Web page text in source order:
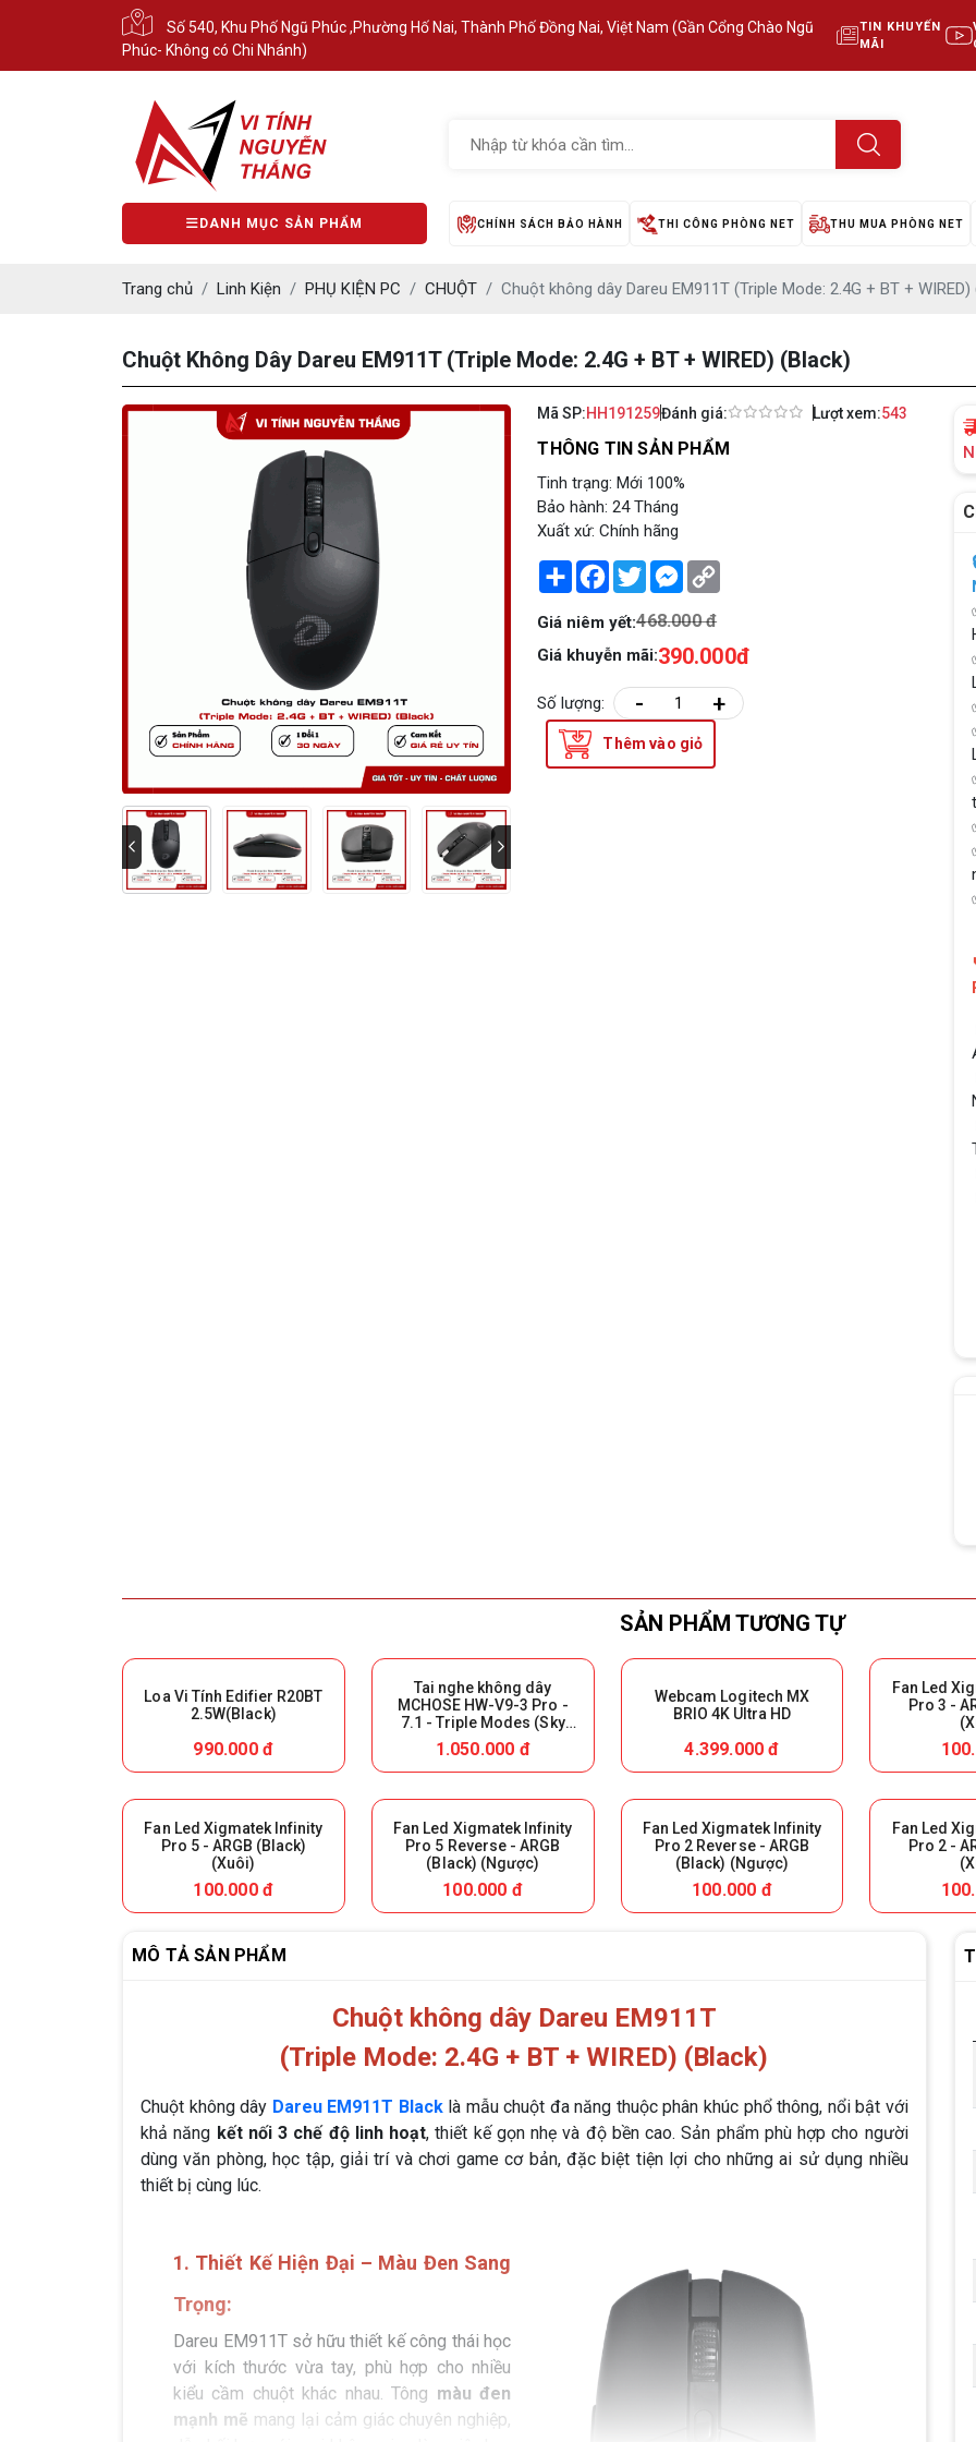
Số 540, Khu Phố Ngũ Phúc ,Phường Hố Nai, Thành Phố Đồng Nai, Việt Nam (Gần Cổng Chào Ngũ
Phúc- Không có Chi Nhánh)
TIN KHUYẾN
MÃI
DANH MỤC SẢN PHẨM CHÍNH SÁCH BẢO HÀNH THI CÔNG PHÒNG NET THU MUA PHÒNG NET
Trang chủ Linh Kiện PHỤ KIỆN PC CHUỘT Chuột không dây Dareu EM911T (Triple Mode: 2.4G + BT + WIRED)
Chuột Không Dây Dareu EM911T (Triple Mode: 2.4G + BT + WIRED) (Black)
Mã SP:HH191259Đánh giá: Lượt xem:543
THÔNG TIN SẢN PHẨM
Tinh trạng: Mới 100%
Bảo hành: 24 Tháng
Xuất xứ: Chính hãng
ShareFacebook
TwitterMessenger
Giá niêm yết:468.000 đ
Giá khuyễn mãi:390.000đ
Số lượng: - +
Thêm vào giỏ
SẢN PHẨM TƯƠNG TỰ
Loa Vi Tính Edifier R20BT
2.5W(Black)
990.000 đ
Tai nghe không dây
MCHOSE HW-V9-3 Pro -
7.1 - Triple Modes (Sky
White) (Giữ lại Box để bảo
hành)
1.050.000 đ
Webcam Logitech MX
BRIO 4K Ultra HD
4.399.000 đ
Fan Led
Pro 3 -
Fan Led Xigmatek Infinity
Pro 5 - ARGB (Black)
(Xuôi)
100.000 đ
Fan Led Xigmatek Infinity
Pro 5 Reverse - ARGB
(Black) (Ngược)
100.000 đ
Fan Led Xigmatek Infinity
Pro 2 Reverse - ARGB
(Black) (Ngược)
100.000 đ
Fan Led
Pro 2 -
MÔ TẢ SẢN PHẨM
Chuột không dây Dareu EM911T
(Triple Mode: 2.4G + BT + WIRED) (Black)
Chuột không dây Dareu EM911T Blacklà mẫu chuột đa năng thuộc phân khúc phổ thông, nổi bật với
khả năng kết nối 3 chế độ linh hoạt, thiết kế gọn nhẹ và độ bền cao. Sản phẩm phù hợp cho người
dùng văn phòng, học tập, giải trí và chơi game cơ bản, đặc biệt tiện lợi cho những ai sử dụng nhiều
thiết bị cùng lúc.
1. Thiết Kế Hiện Đại – Màu Đen Sang
Trọng:
Dareu EM911T sở hữu thiết kế công thái học
với kích thước vừa tay, phù hợp cho nhiều
kiểu cầm chuột khác nhau. Tông màu đen
mạnh mẽ mang lại cảm giác chuyên nghiệp,